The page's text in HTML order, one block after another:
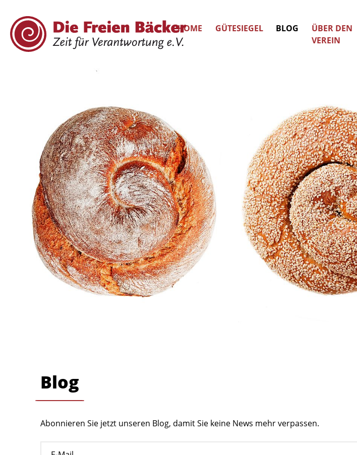
HOME GÜTESIEGEL BLOG
ÜBER DEN
VEREIN
Blog
Abonnieren Sie jetzt unseren Blog, damit Sie keine News mehr verpassen.